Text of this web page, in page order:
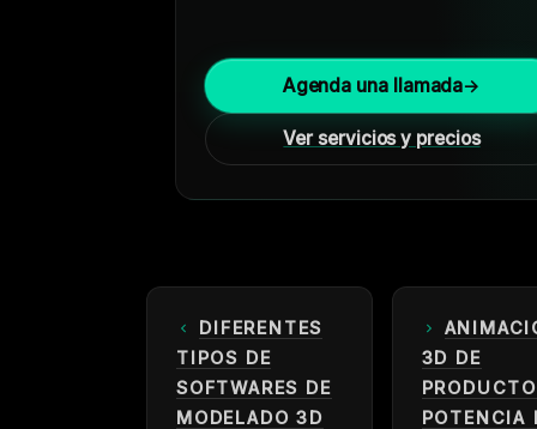
Agenda una llamada→
Ver servicios y precios
DIFERENTES
TIPOS DE
SOFTWARES DE
MODELADO 3D
3D DE
POTENCIA